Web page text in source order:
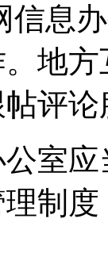
信息
地
评
室
制